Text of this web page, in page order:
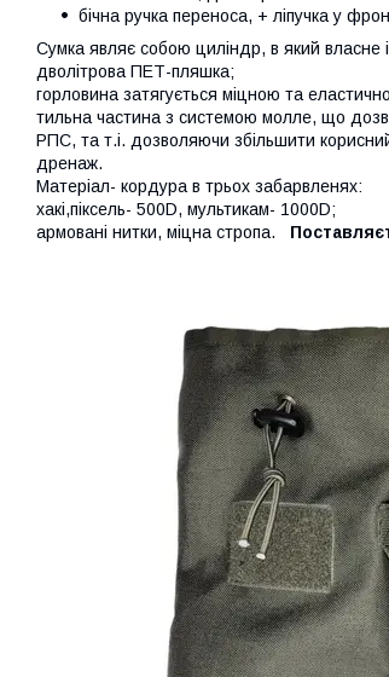
бічна ручка переноса, + ліпучка у
Сумка являє собою циліндр, в який власне
дволітрова ПЕТ-пляшка;
горловина затягується міцною та
тильна частина з системою молле, що
РПС, та т.і. дозволяючи збільшити
дренаж.
Матеріал- кордура в трьох забарвленях:
хакі,піксель- 500D, мультикам- 1000D;
армовані нитки, міцна стропа.